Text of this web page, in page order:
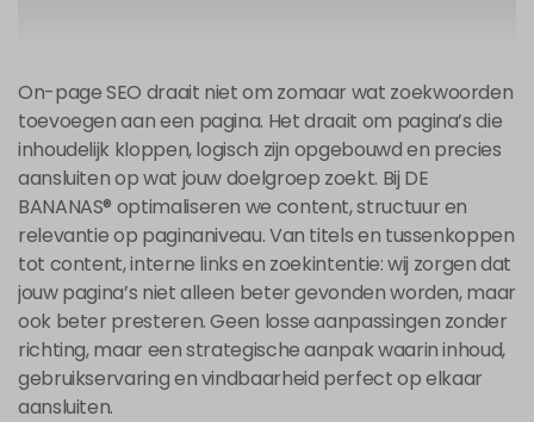
On-page SEO draait niet om zomaar wat zoekwoorden
toevoegen aan een pagina. Het draait om pagina’s die
inhoudelijk kloppen, logisch zijn opgebouwd en precies
aansluiten op wat jouw doelgroep zoekt. Bij DE
BANANAS® optimaliseren we content, structuur en
relevantie op paginaniveau. Van titels en tussenkoppen
tot content, interne links en zoekintentie: wij zorgen dat
jouw pagina’s niet alleen beter gevonden worden, maar
ook beter presteren. Geen losse aanpassingen zonder
richting, maar een strategische aanpak waarin inhoud,
gebruikservaring en vindbaarheid perfect op elkaar
aansluiten.